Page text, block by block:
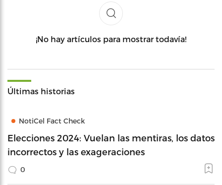
¡No hay artículos para mostrar todavía!
Últimas historias
NotiCel Fact Check
Elecciones 2024: Vuelan las mentiras, los datos
incorrectos y las exageraciones
0